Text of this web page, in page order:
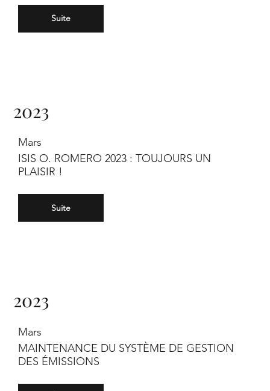
Suite
2023
Mars
ISIS O. ROMERO 2023 : TOUJOURS UN
PLAISIR !
Suite
2023
Mars
MAINTENANCE DU SYSTÈME DE GESTION
DES ÉMISSIONS